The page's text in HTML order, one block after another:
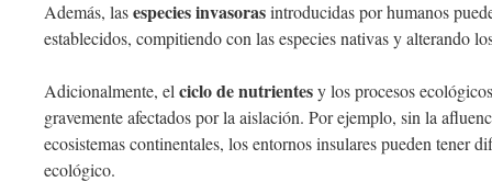
Además, lasespecies invasorasintroducidas por humanos
establecidos, compitiendo con las especies nativas y alterando
Adicionalmente, el ciclo de nutrientesy los procesos
gravemente afectados por la aislación. Por ejemplo, sin la
ecosistemas continentales, los entornos insulares pueden tener
ecológico.